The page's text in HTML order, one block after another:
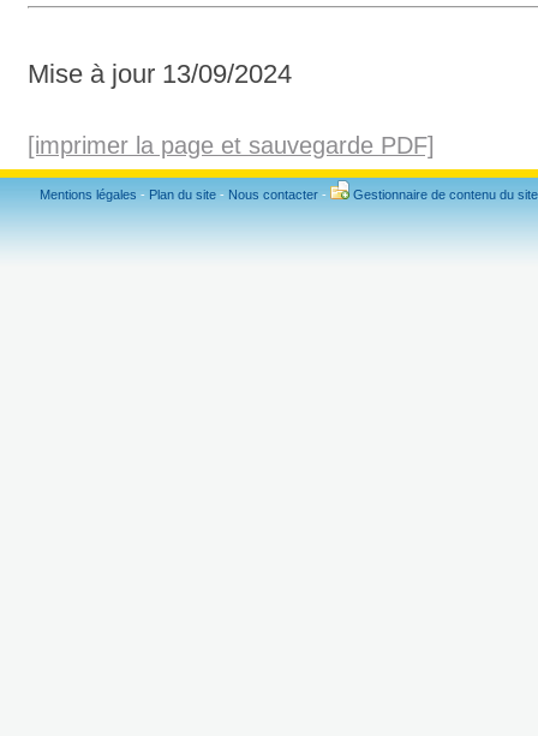
Mise à jour 13/09/2024
[imprimer la page et sauvegarde PDF]
Mentions légales - Plan du site - Nous contacter - Gestionnaire de contenu du site